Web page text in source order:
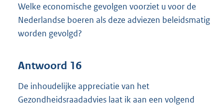
Welke economische gevolgen voorziet u voor de
Nederlandse boeren als deze adviezen beleidsmatig
worden gevolgd?
Antwoord 16
De inhoudelijke appreciatie van het
Gezondheidsraadadvies laat ik aan een volgend